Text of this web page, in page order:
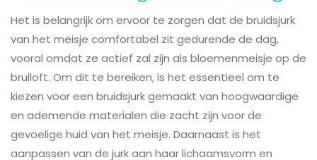
Het is belangrijk om ervoor te zorgen dat de bruidsjurk
van het meisje comfortabel zit gedurende de dag,
vooral omdat ze actief zal zijn als bloemenmeisje op de
bruiloft. Om dit te bereiken, is het essentieel om te
kiezen voor een bruidsjurk gemaakt van hoogwaardige
en ademende materialen die zacht zijn voor de
gevoelige huid van het meisje. Daarnaast is het
aanpassen van de jurk aan haar lichaamsvorm en